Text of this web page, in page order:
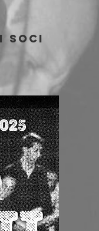
soci